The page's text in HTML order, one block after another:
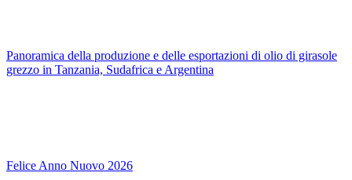
Panoramica della produzione e delle esportazioni di olio di girasole
grezzo in Tanzania, Sudafrica e Argentina
Felice Anno Nuovo 2026